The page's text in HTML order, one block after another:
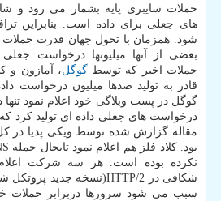
حملات سایبری پایه بشمار می رود و
های جعلی برای داده است. بنابراین
بعضی از آنها میلیونها درخواست جعلی
حملات اخیر که توسطگوگل، آمازون و
قادر به تولید صدها میلیون درخواست
گوگل در پست وبلاگی خود اعلام نمود
درخواست های جعلی داده ای تولید کرد که
نکرده بوده است. هر سه شرکت
سبب می شود سرورها دربرابر حملات